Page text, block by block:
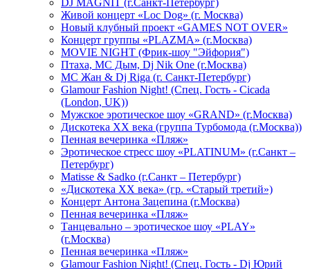
DJ MAGNIT (г.Санкт-Петербург)
Живой концерт «Loc Dog» (г. Москва)
Новый клубный проект «GAMES NOT OVER»
Концерт группы «PLAZMA» (г.Москва)
MOVIE NIGHT (Фрик-шоу "Эйфория")
Птаха, МС Дым, Dj Nik One (г.Москва)
МС Жан & Dj Riga (г. Санкт-Петербург)
Glamour Fashion Night! (Спец. Гость - Cicada
(London, UK))
Мужское эротическое шоу «GRAND» (г.Москва)
Дискотека XX века (группа Турбомода (г.Москва))
Пенная вечеринка «Пляж»
Эротическое стресс шоу «PLATINUM» (г.Санкт –
Петербург)
Matisse & Sadko (г.Санкт – Петербург)
«Дискотека ХХ века» (гр. «Старый третий»)
Концерт Антона Зацепина (г.Москва)
Пенная вечеринка «Пляж»
Танцевально – эротическое шоу «PLAY»
(г.Москва)
Пенная вечеринка «Пляж»
Glamour Fashion Night! (Спец. Гость - Dj Юрий